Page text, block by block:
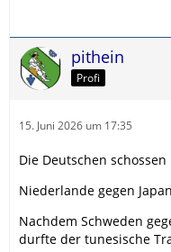
pithein
Profi
15. Juni 2026 um 17:35
Die Deutschen
Niederlande gegen
Nachdem Schweden
durfte der tunesische